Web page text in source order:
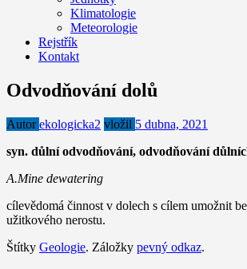
Klimatologie
Meteorologie
Rejstřík
Kontakt
Odvodňování dolů
Autorekologicka2 vložil 5 dubna, 2021
syn. důlní odvodňování, odvodňování
A.Mine dewatering
cílevědomá činnost v dolech s cílem umožnit
užitkového nerostu.
Štítky Geologie. Záložky pevný odkaz.